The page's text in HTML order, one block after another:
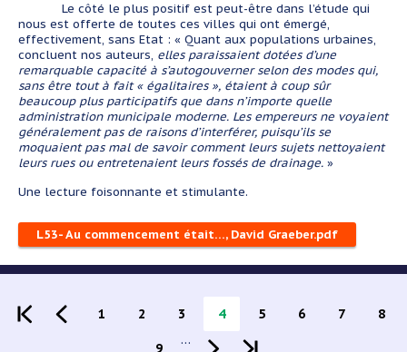
Le côté le plus positif est peut-être dans l’étude qui
nous est offerte de toutes ces villes qui ont émergé,
effectivement, sans Etat : « Quant aux populations urbaines,
concluent nos auteurs, elles paraissaient dotées d’une
remarquable capacité à s’autogouverner selon des modes qui,
sans être tout à fait « égalitaires », étaient à coup sûr
beaucoup plus participatifs que dans n’importe quelle
administration municipale moderne. Les empereurs ne voyaient
généralement pas de raisons d’interférer, puisqu’ils se
moquaient pas mal de savoir comment leurs sujets nettoyaient
leurs rues ou entretenaient leurs fossés de drainage. »
Une lecture foisonnante et stimulante.
L53- Au commencement était…, David Graeber.pdf
Pagination
Page
1 Page
2 Page
3 Page
4 Page
5 Page
6 Page
7 8
Page
9
…